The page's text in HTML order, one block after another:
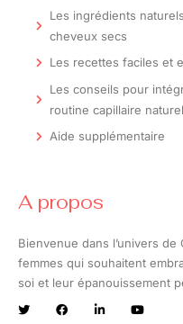
Les ingrédients
cheveux secs
Les recettes faciles et
Les conseils pour
routine capillaire
Aide supplémentaire
A propos
Bienvenue dans l’univers
femmes qui souhaitent
soi et leur épanouissement